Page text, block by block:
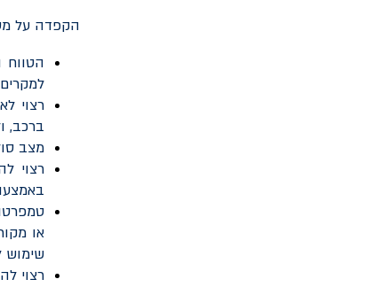
הקפדה על
ברכב,
מצב
רצוי
או
שימוש
רצוי